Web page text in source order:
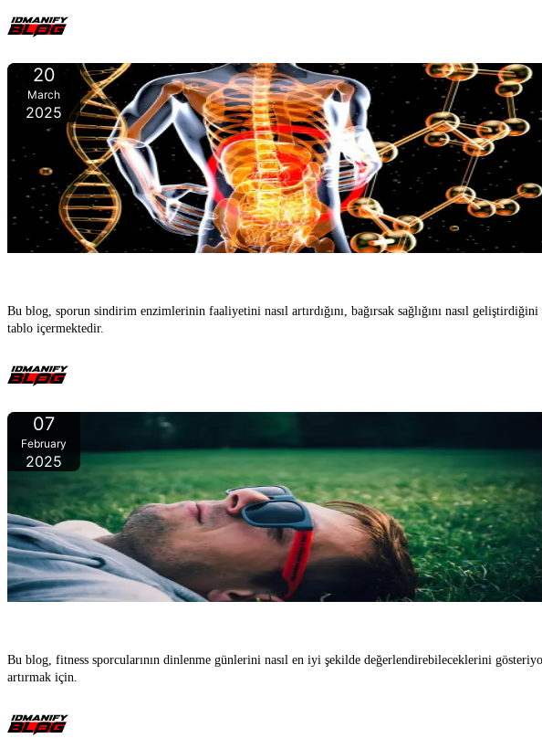
20
March
2025
Bu blog, sporun sindirim enzimlerinin faaliyetini nasıl artırdığını, bağırsak sağlığını nasıl
tablo içermektedir.
07
February
2025
Bu blog, fitness sporcularının dinlenme günlerini nasıl en iyi şekilde değerlendirebileceklerini
artırmak için.